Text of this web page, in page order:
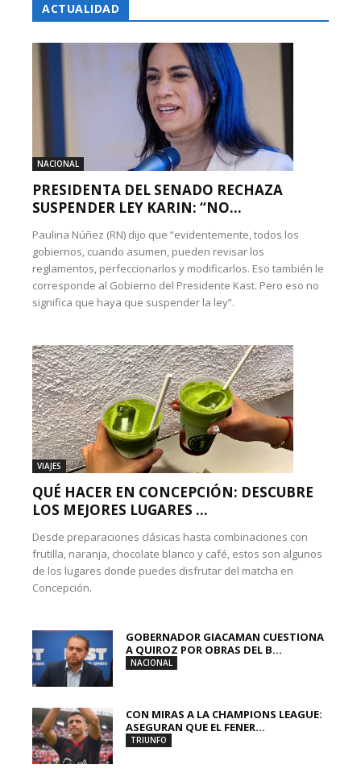
ACTUALIDAD
NACIONAL
PRESIDENTA DEL SENADO RECHAZA
SUSPENDER LEY KARIN: “NO...
Paulina Núñez (RN) dijo que “evidentemente, todos los
gobiernos, cuando asumen, pueden revisar los
reglamentos, perfeccionarlos y modificarlos. Eso también le
corresponde al Gobierno del Presidente Kast. Pero eso no
significa que haya que suspender la ley”.
VIAJES
QUÉ HACER EN CONCEPCIÓN: DESCUBRE
LOS MEJORES LUGARES ...
Desde preparaciones clásicas hasta combinaciones con
frutilla, naranja, chocolate blanco y café, estos son algunos
de los lugares donde puedes disfrutar del matcha en
Concepción.
GOBERNADOR GIACAMAN CUESTIONA
A QUIROZ POR OBRAS DEL B...
NACIONAL
CON MIRAS A LA CHAMPIONS LEAGUE:
ASEGURAN QUE EL FENER...
TRIUNFO